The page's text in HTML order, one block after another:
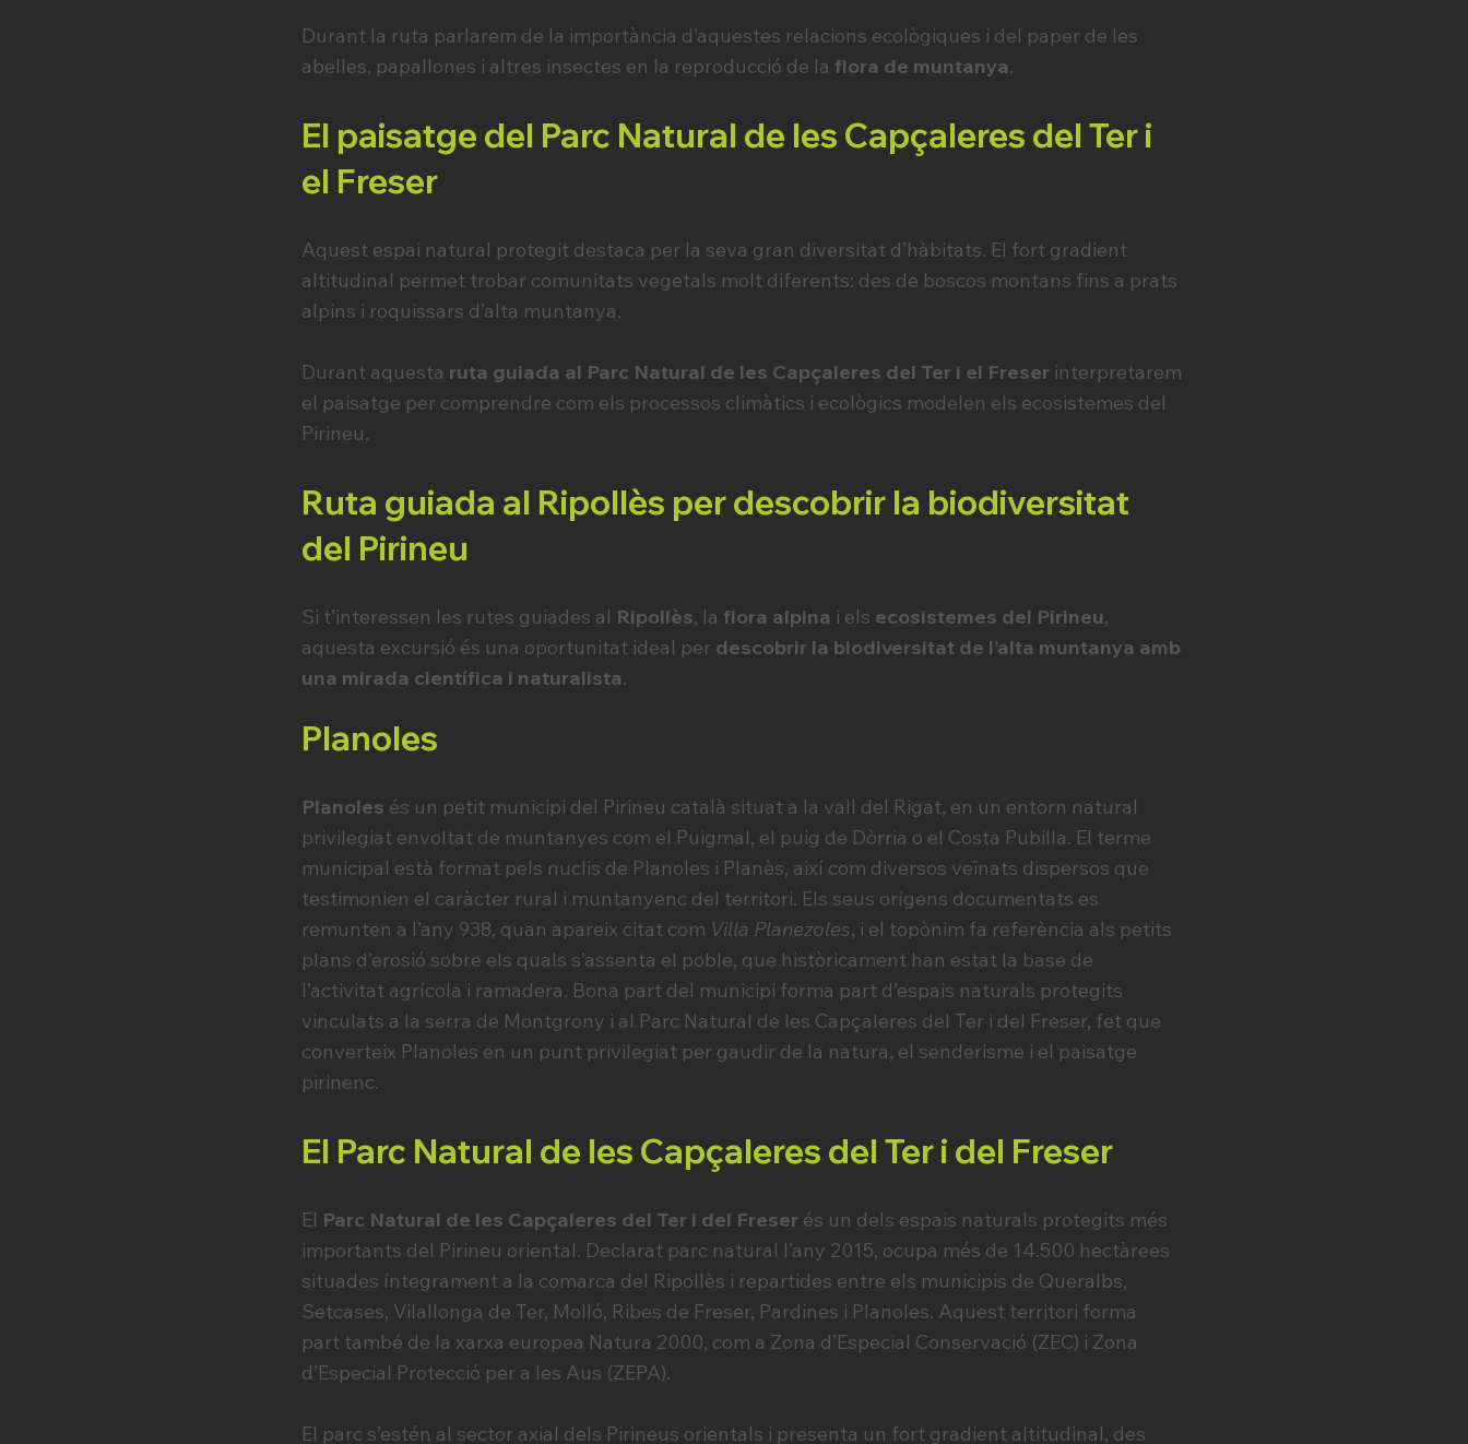
Durant la ruta parlarem de la importància d’aquestes relacions ecològiques i del paper de les
abelles, papallones i altres insectes en la reproducció de la flora de muntanya.
El paisatge del Parc Natural de les Capçaleres del Ter i
el Freser
Aquest espai natural protegit destaca per la seva gran diversitat d’hàbitats. El fort gradient
altitudinal permet trobar comunitats vegetals molt diferents: des de boscos montans fins a prats
alpins i roquissars d’alta muntanya.
Durant aquesta ruta guiada al Parc Natural de les Capçaleres del Ter i el Freser interpretarem
el paisatge per comprendre com els processos climàtics i ecològics modelen els ecosistemes del
Pirineu.
Ruta guiada al Ripollès per descobrir la biodiversitat
del Pirineu
Si t’interessen les rutes guiades al Ripollès, la flora alpina i els ecosistemes del Pirineu,
aquesta excursió és una oportunitat ideal per descobrir la biodiversitat de l’alta muntanya amb
una mirada científica i naturalista.
Planoles
Planoles és un petit municipi del Pirineu català situat a la vall del Rigat, en un entorn natural
privilegiat envoltat de muntanyes com el Puigmal, el puig de Dòrria o el Costa Pubilla. El terme
municipal està format pels nuclis de Planoles i Planès, així com diversos veïnats dispersos que
testimonien el caràcter rural i muntanyenc del territori. Els seus orígens documentats es
remunten a l’any 938, quan apareix citat com Villa Planezoles, i el topònim fa referència als petits
plans d’erosió sobre els quals s’assenta el poble, que històricament han estat la base de
l’activitat agrícola i ramadera. Bona part del municipi forma part d’espais naturals protegits
vinculats a la serra de Montgrony i al Parc Natural de les Capçaleres del Ter i del Freser, fet que
converteix Planoles en un punt privilegiat per gaudir de la natura, el senderisme i el paisatge
pirinenc.
El Parc Natural de les Capçaleres del Ter i del Freser
El Parc Natural de les Capçaleres del Ter i del Freser és un dels espais naturals protegits més
importants del Pirineu oriental. Declarat parc natural l’any 2015, ocupa més de 14.500 hectàrees
situades íntegrament a la comarca del Ripollès i repartides entre els municipis de Queralbs,
Setcases, Vilallonga de Ter, Molló, Ribes de Freser, Pardines i Planoles. Aquest territori forma
part també de la xarxa europea Natura 2000, com a Zona d’Especial Conservació (ZEC) i Zona
d’Especial Protecció per a les Aus (ZEPA).
El parc s’estén al sector axial dels Pirineus orientals i presenta un fort gradient altitudinal, des